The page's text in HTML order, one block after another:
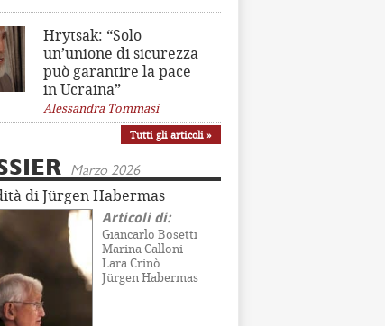
Hrytsak: “Solo
un’unione di sicurezza
può garantire la pace
in Ucraina”
Alessandra Tommasi
Tutti gli articoli »
Marzo 2026
di Jürgen Habermas
Articoli di:
Giancarlo Bosetti
Marina Calloni
Lara Crinò
Jürgen Habermas